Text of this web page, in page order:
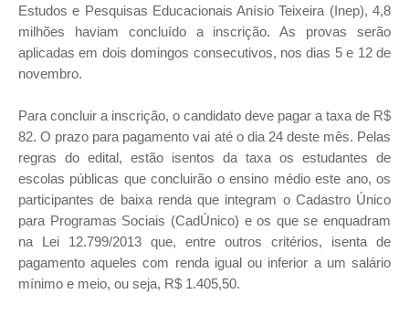
Estudos e Pesquisas Educacionais Anísio Teixeira (Inep), 4,8
milhões haviam concluído a inscrição. As provas serão
aplicadas em dois domingos consecutivos, nos dias 5 e 12 de
novembro.
Para concluir a inscrição, o candidato deve pagar a taxa de R$
82. O prazo para pagamento vai até o dia 24 deste mês. Pelas
regras do edital, estão isentos da taxa os estudantes de
escolas públicas que concluirão o ensino médio este ano, os
participantes de baixa renda que integram o Cadastro Único
para Programas Sociais (CadÚnico) e os que se enquadram
na Lei 12.799/2013 que, entre outros critérios, isenta de
pagamento aqueles com renda igual ou inferior a um salário
mínimo e meio, ou seja, R$ 1.405,50.